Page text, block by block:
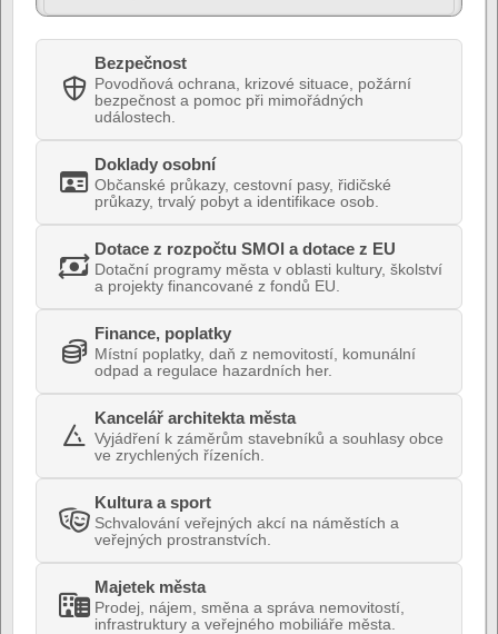
Bezpečnost
Povodňová ochrana, krizové situace, požární
bezpečnost a pomoc při mimořádných
událostech.
Doklady osobní
Občanské průkazy, cestovní pasy, řidičské
průkazy, trvalý pobyt a identifikace osob.
Dotace z rozpočtu SMOl a dotace z EU
Dotační programy města v oblasti kultury, školství
a projekty financované z fondů EU.
Finance, poplatky
Místní poplatky, daň z nemovitostí, komunální
odpad a regulace hazardních her.
Kancelář architekta města
Vyjádření k záměrům stavebníků a souhlasy obce
ve zrychlených řízeních.
Kultura a sport
Schvalování veřejných akcí na náměstích a
veřejných prostranstvích.
Majetek města
Prodej, nájem, směna a správa nemovitostí,
infrastruktury a veřejného mobiliáře města.